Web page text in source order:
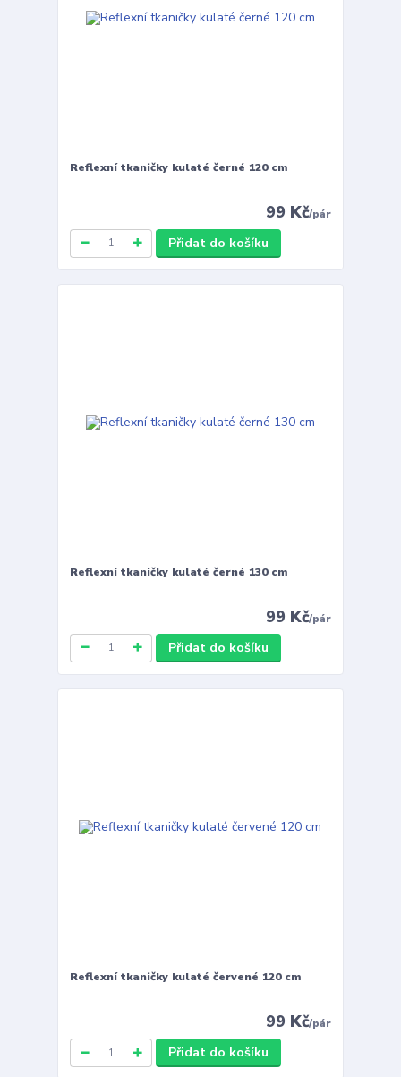
Reflexní tkaničky kulaté černé 120 cm
99 Kč/pár
Přidat do košíku
Reflexní tkaničky kulaté černé 130 cm
99 Kč/pár
Přidat do košíku
Reflexní tkaničky kulaté červené 120 cm
99 Kč/pár
Přidat do košíku